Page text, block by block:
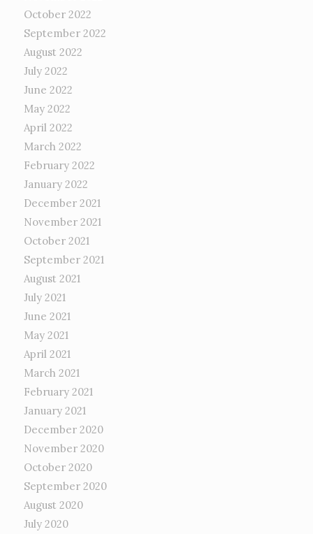
October 2022
September 2022
August 2022
July 2022
June 2022
May 2022
April 2022
March 2022
February 2022
January 2022
December 2021
November 2021
October 2021
September 2021
August 2021
July 2021
June 2021
May 2021
April 2021
March 2021
February 2021
January 2021
December 2020
November 2020
October 2020
September 2020
August 2020
July 2020